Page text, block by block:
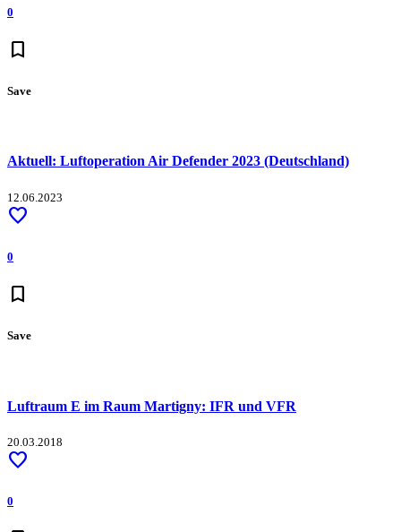
0
bookmark
Save
Aktuell: Luftoperation Air Defender 2023 (Deutschland)
12.06.2023
favorite
0
bookmark
Save
Luftraum E im Raum Martigny: IFR und VFR
20.03.2018
favorite
0